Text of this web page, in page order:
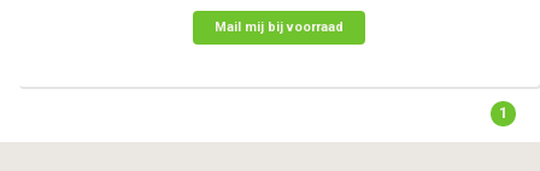
Mail mij bij voorraad
1